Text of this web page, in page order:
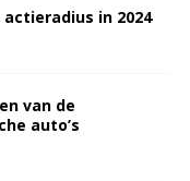
in 2024
van de
auto’s